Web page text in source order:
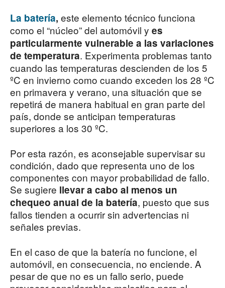
La batería, este elemento técnico funciona
como el “núcleo” del automóvil y es
particularmente vulnerable a las variaciones
de temperatura. Experimenta problemas tanto
cuando las temperaturas descienden de los 5
ºC en invierno como cuando exceden los 28 ºC
en primavera y verano, una situación que se
repetirá de manera habitual en gran parte del
país, donde se anticipan temperaturas
superiores a los 30 ºC.
Por esta razón, es aconsejable supervisar su
condición, dado que representa uno de los
componentes con mayor probabilidad de fallo.
Se sugiere llevar a cabo al menos un
chequeo anual de la batería, puesto que sus
fallos tienden a ocurrir sin advertencias ni
señales previas.
En el caso de que la batería no funcione, el
automóvil, en consecuencia, no enciende. A
pesar de que no es un fallo serio, puede